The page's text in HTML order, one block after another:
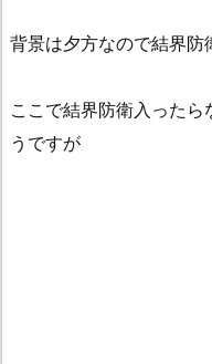
背景は夕方なので結界防
ここで結界防衛入った
うですが